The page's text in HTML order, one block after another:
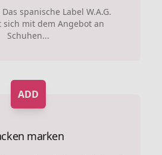
spanische Label W.A.G.
sich mit dem Angebot an
Schuhen...
ADD
marken